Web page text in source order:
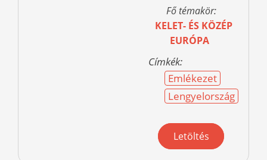
Fő témakör:
KELET- ÉS KÖZÉP
EURÓPA
Címkék:
Emlékezet
Lengyelország
Letöltés